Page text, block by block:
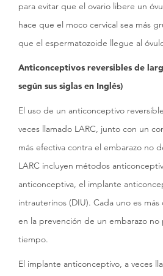
para evitar que el ovario libere un
hace que el moco cervical sea más
que el espermatozoide llegue al
Anticonceptivos reversibles de
según sus siglas en Inglés)
El uso de un anticonceptivo
veces llamado LARC, junto con un
más efectiva contra el embarazo no
LARC incluyen métodos
anticonceptiva, el implante
intrauterinos (DIU). Cada uno es
en la prevención de un embarazo
tiempo.
El implante anticonceptivo, a veces